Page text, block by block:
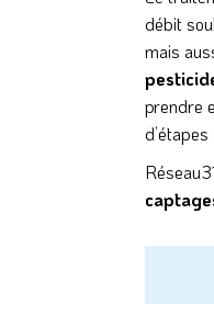
débit
mais
prendre
d’étapes :